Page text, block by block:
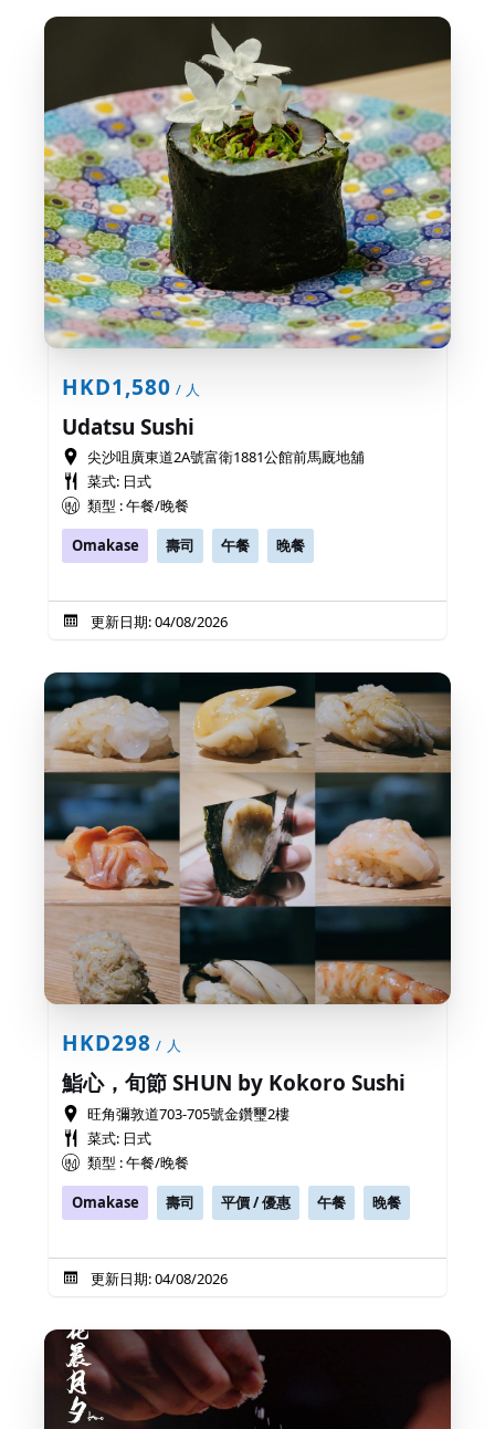
HKD1,580 / 人
Udatsu Sushi
尖沙咀廣東道2A號富衛1881公館前馬廐地舖
菜式: 日式
類型 : 午餐/晚餐
Omakase
壽司 午餐 晚餐
更新日期: 04/08/2026
HKD298 / 人
鮨心，旬節 SHUN by Kokoro Sushi
旺角彌敦道703-705號金鑽璽2樓
菜式: 日式
類型 : 午餐/晚餐
Omakase
壽司 平價 / 優惠 午餐 晚餐
更新日期: 04/08/2026